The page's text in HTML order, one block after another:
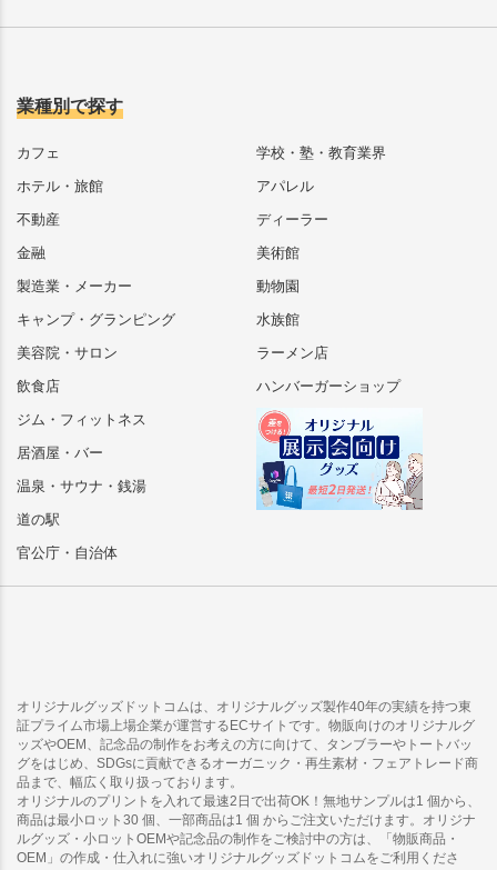
業種別で探す
カフェ
ホテル・旅館
不動産
金融
製造業・メーカー
キャンプ・グランピング
美容院・サロン
飲食店
ジム・フィットネス
居酒屋・バー
温泉・サウナ・銭湯
道の駅
官公庁・自治体
学校・塾・教育業界
アパレル
ディーラー
美術館
動物園
水族館
ラーメン店
ハンバーガーショップ
オリジナルグッズドットコムは、オリジナルグッズ製作40年の実績を持つ東
証プライム市場上場企業が運営するECサイトです。物販向けのオリジナルグ
ッズやOEM、記念品の制作をお考えの方に向けて、タンブラーやトートバッ
グをはじめ、SDGsに貢献できるオーガニック・再生素材・フェアトレード商
品まで、幅広く取り扱っております。
オリジナルのプリントを入れて最速2日で出荷OK！無地サンプルは1 個から、
商品は最小ロット30 個、一部商品は1 個 からご注文いただけます。オリジナ
ルグッズ・小ロットOEMや記念品の制作をご検討中の方は、「物販商品・
OEM」の作成・仕入れに強いオリジナルグッズドットコムをご利用くださ